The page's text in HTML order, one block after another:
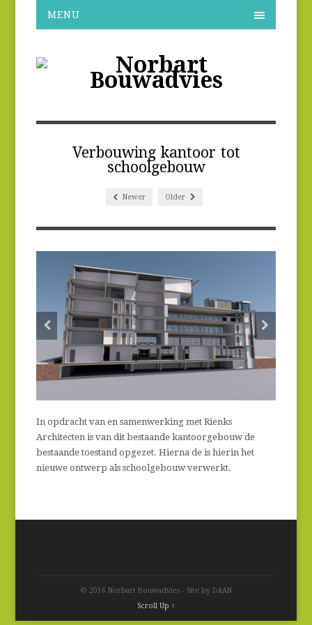
MENU
Verbouwing kantoor tot
schoolgebouw
Newer Older
In opdracht van en samenwerking met Rienks
Architecten is van dit bestaande kantoorgebouw de
bestaande toestand opgezet. Hierna de is hierin het
nieuwe ontwerp als schoolgebouw verwerkt.
© 2016 Norbart Bouwadvies - Site by DAAN
Scroll Up ↑